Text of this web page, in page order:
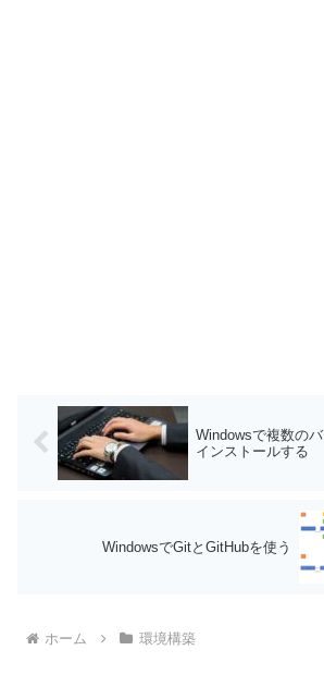
Windowsで複数の
インストールする
WindowsでGitとGitHubを使う
ホーム 環境構築